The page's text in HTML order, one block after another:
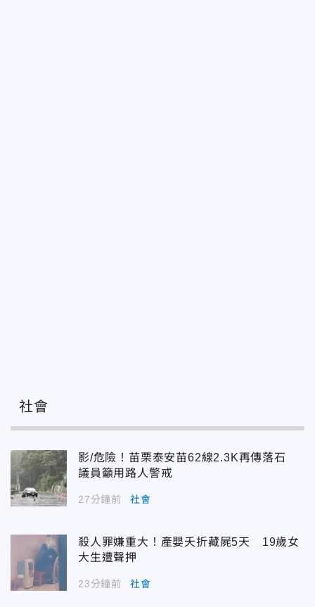
社會
影/危險！苗栗泰安苗62線2.3K再傳落石
議員籲用路人警戒
27分鐘前 社會
殺人罪嫌重大！產嬰夭折藏屍5天 19歲女
大生遭聲押
23分鐘前 社會